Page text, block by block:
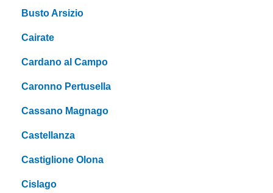
Busto Arsizio
Cairate
Cardano al Campo
Caronno Pertusella
Cassano Magnago
Castellanza
Castiglione Olona
Cislago